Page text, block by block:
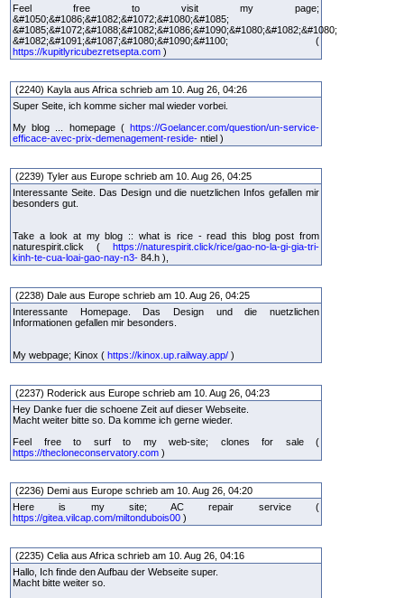
Feel free to visit my page;
&#1050;&#1086;&#1082;&#1072;&#1080;&#1085;
&#1085;&#1072;&#1088;&#1082;&#1086;&#1090;&#1080;&#1082;&#1080;
&#1082;&#1091;&#1087;&#1080;&#1090;&#1100; (
https://kupitlyricubezretsepta.com )
(2240) Kayla aus Africa schrieb am 10. Aug 26, 04:26
Super Seite, ich komme sicher mal wieder vorbei.
My blog ... homepage ( https://Goelancer.com/question/un-service-
efficace-avec-prix-demenagement-reside- ntiel )
(2239) Tyler aus Europe schrieb am 10. Aug 26, 04:25
Interessante Seite. Das Design und die nuetzlichen Infos gefallen mir
besonders gut.
Take a look at my blog :: what is rice - read this blog post from
naturespirit.click ( https://naturespirit.click/rice/gao-no-la-gi-gia-tri-
kinh-te-cua-loai-gao-nay-n3- 84.h ),
(2238) Dale aus Europe schrieb am 10. Aug 26, 04:25
Interessante Homepage. Das Design und die nuetzlichen
Informationen gefallen mir besonders.
My webpage; Kinox ( https://kinox.up.railway.app/ )
(2237) Roderick aus Europe schrieb am 10. Aug 26, 04:23
Hey Danke fuer die schoene Zeit auf dieser Webseite.
Macht weiter bitte so. Da komme ich gerne wieder.
Feel free to surf to my web-site; clones for sale (
https://thecloneconservatory.com )
(2236) Demi aus Europe schrieb am 10. Aug 26, 04:20
Here is my site; AC repair service (
https://gitea.vilcap.com/miltondubois00 )
(2235) Celia aus Africa schrieb am 10. Aug 26, 04:16
Hallo, Ich finde den Aufbau der Webseite super.
Macht bitte weiter so.